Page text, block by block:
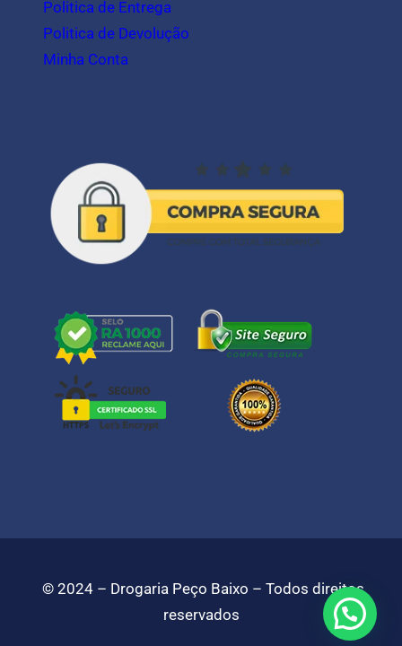
Politica de Entrega
Politica de Devolução
Minha Conta
©️2024 – Drogaria Peço Baixo – Todos direitos
reservados